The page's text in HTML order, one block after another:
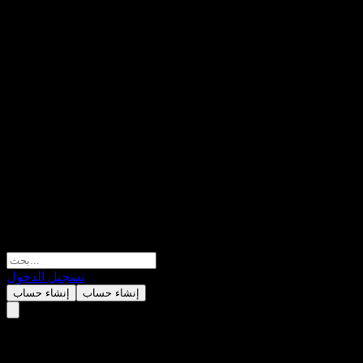
تسجيل الدخول
إنشاء حساب إنشاء حساب